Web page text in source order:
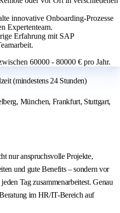
innovative Onboarding-Prozesse
Expertenteam.
Erfahrung mit SAP
60000 - 80000 € pro Jahr.
(mindestens 24 Stunden)
München, Frankfurt, Stuttgart,
nur anspruchsvolle Projekte,
und gute Benefits – sondern vor
Tag zusammenarbeitest. Genau
im HR/IT-Bereich auf